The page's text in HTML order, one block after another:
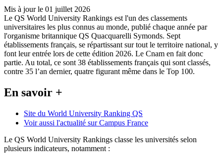
Mis à jour le 01 juillet 2026
Le QS World University Rankings est l'un des classements
universitaires les plus connus au monde, publié chaque année par
l'organisme britannique QS Quacquarelli Symonds. Sept
établissements français, se répartissant sur tout le territoire national, y
font leur entrée lors de cette édition 2026. Le Cnam en fait donc
partie. Au total, ce sont 38 établissements français qui sont classés,
contre 35 l’an dernier, quatre figurant même dans le Top 100.
En savoir +
Site du World University Ranking QS
Voir aussi l'actualité sur Campus France
Le QS World University Rankings classe les universités selon
plusieurs indicateurs, notamment :